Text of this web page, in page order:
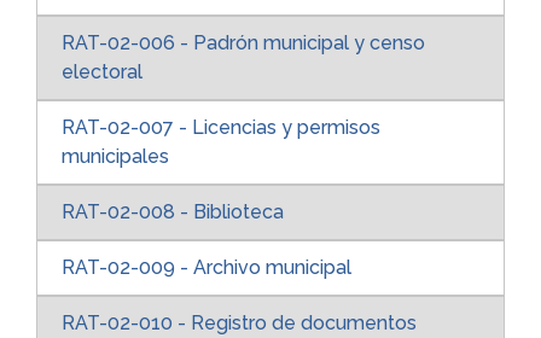
RAT-02-006 - Padrón municipal y censo
electoral
RAT-02-007 - Licencias y permisos
municipales
RAT-02-008 - Biblioteca
RAT-02-009 - Archivo municipal
RAT-02-010 - Registro de documentos